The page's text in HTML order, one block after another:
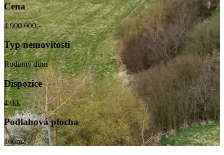
Cena
4.990.000,-
Typ nemovitosti
Rodinný dům
Dispozice
4+kk
Podlahová plocha
166m2